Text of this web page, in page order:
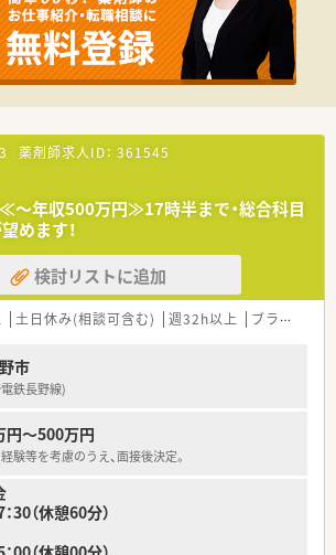
薬剤師求人ID： 361545
≪～年収500万円≫17時半まで・総合科目
めます！
検討リストに追加
土日休み(相談可含む) 週32h以上 ブランク可
市
鉄長野線)
円～500万円
験等を考慮のうえ、面接後決定。
30（休憩60分）